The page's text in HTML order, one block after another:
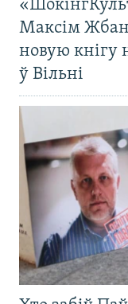
Максім
новую кнігу
ў Вільні